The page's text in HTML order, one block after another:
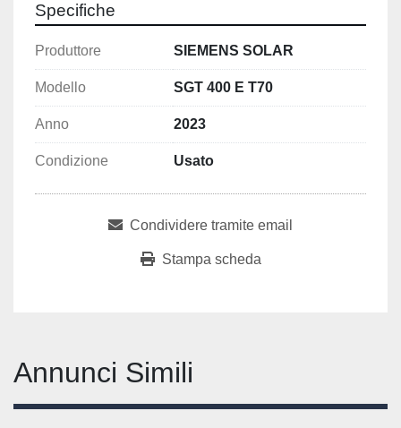
Specifiche
Produttore SIEMENS SOLAR
Modello SGT 400 E T70
Anno 2023
Condizione Usato
Condividere tramite email
Stampa scheda
Annunci Simili